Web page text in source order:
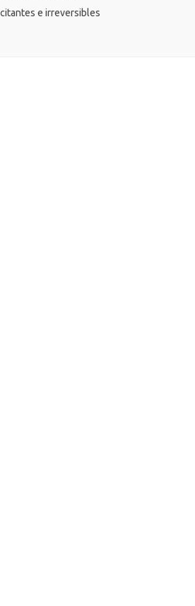
e irreversibles